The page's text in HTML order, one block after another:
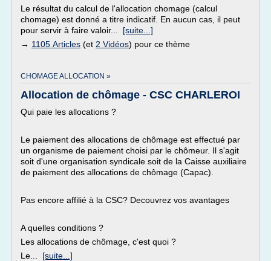
Le résultat du calcul de l'allocation chomage (calcul
chomage) est donné a titre indicatif. En aucun cas, il peut
pour servir à faire valoir... [suite...]
→ 1105 Articles (et 2 Vidéos) pour ce thème
CHOMAGE ALLOCATION »
Allocation de chômage - CSC CHARLEROI
Qui paie les allocations ?
Le paiement des allocations de chômage est effectué par
un organisme de paiement choisi par le chômeur. Il s'agit
soit d'une organisation syndicale soit de la Caisse auxiliaire
de paiement des allocations de chômage (Capac).
Pas encore affilié à la CSC? Decouvrez vos avantages
A quelles conditions ?
Les allocations de chômage, c'est quoi ?
Le... [suite...]